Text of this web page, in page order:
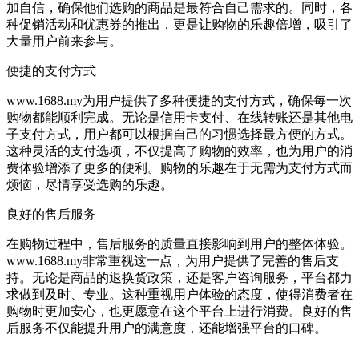
加自信，确保他们选购的商品是最符合自己需求的。同时，各
种促销活动和优惠券的推出，更是让购物的乐趣倍增，吸引了
大量用户前来参与。
便捷的支付方式
www.1688.my为用户提供了多种便捷的支付方式，确保每一次
购物都能顺利完成。无论是信用卡支付、在线转账还是其他电
子支付方式，用户都可以根据自己的习惯选择最方便的方式。
这种灵活的支付选项，不仅提高了购物的效率，也为用户的消
费体验增添了更多的便利。购物的乐趣在于无需为支付方式而
烦恼，尽情享受选购的乐趣。
良好的售后服务
在购物过程中，售后服务的质量直接影响到用户的整体体验。
www.1688.my非常重视这一点，为用户提供了完善的售后支
持。无论是商品的退换货政策，还是客户咨询服务，平台都力
求做到及时、专业。这种重视用户体验的态度，使得消费者在
购物时更加安心，也更愿意在这个平台上进行消费。良好的售
后服务不仅能提升用户的满意度，还能增强平台的口碑。